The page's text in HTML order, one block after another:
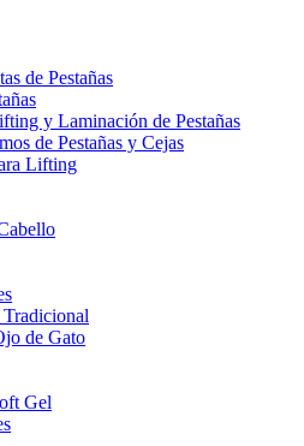
de Pestañas
y Laminación de Pestañas
de Pestañas y Cejas
Lifting
de Gato
Gel